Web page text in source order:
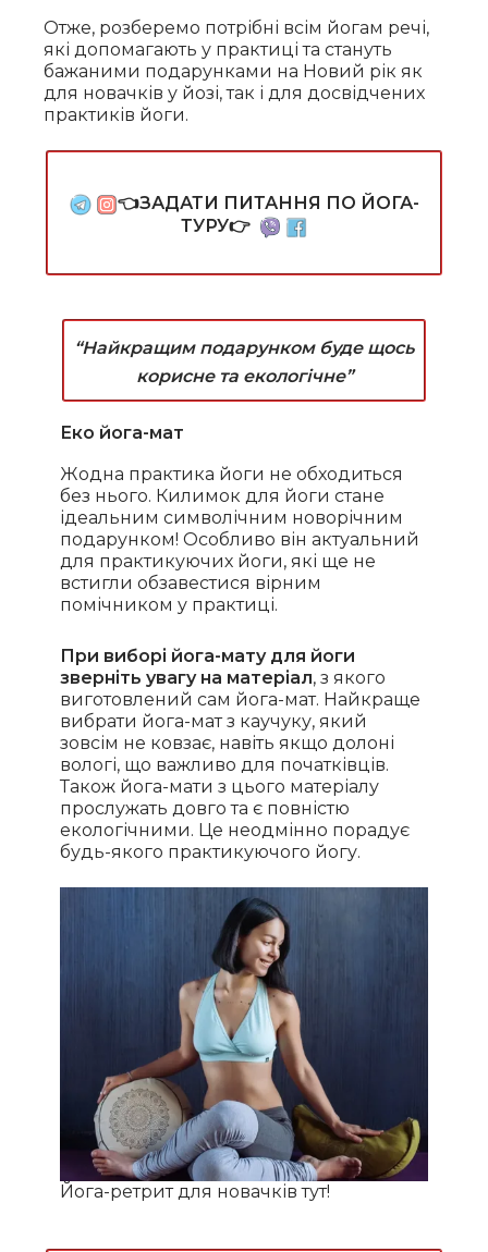
Отже, розберемо потрібні всім йогам речі,
які допомагають у практиці та стануть
бажаними подарунками на Новий рік як
для новачків у йозі, так і для досвідчених
практиків йоги.
👈ЗАДАТИ ПИТАННЯ ПО ЙОГА-
ТУРУ👉
“Найкращим подарунком буде щось
корисне та екологічне”
Еко йога-мат
Жодна практика йоги не обходиться
без нього. Килимок для йоги стане
ідеальним символічним новорічним
подарунком! Особливо він актуальний
для практикуючих йоги, які ще не
встигли обзавестися вірним
помічником у практиці.
При виборі йога-мату для йоги
зверніть увагу на матеріал, з якого
виготовлений сам йога-мат. Найкраще
вибрати йога-мат з каучуку, який
зовсім не ковзає, навіть якщо долоні
вологі, що важливо для початківців.
Також йога-мати з цього матеріалу
прослужать довго та є повністю
екологічними. Це неодмінно порадує
будь-якого практикуючого йогу.
Йога-ретрит для новачків тут!